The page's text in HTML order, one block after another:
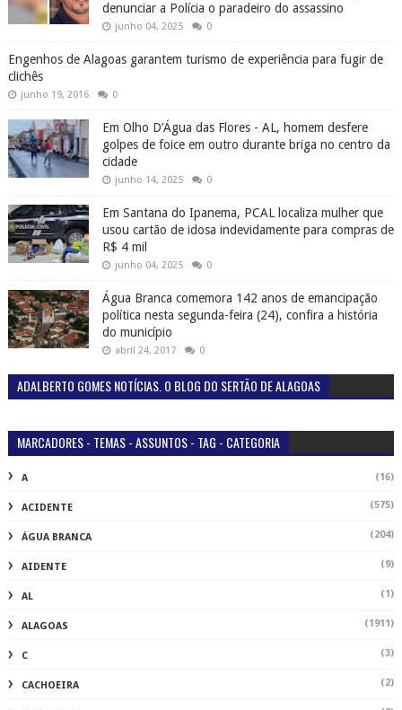
denunciar a Polícia o paradeiro do assassino
junho 04, 2025 0
Engenhos de Alagoas garantem turismo de experiência para fugir de
clichês
junho 19, 2016 0
Em Olho D’Água das Flores - AL, homem desfere
golpes de foice em outro durante briga no centro da
cidade
junho 14, 2025 0
Em Santana do Ipanema, PCAL localiza mulher que
usou cartão de idosa indevidamente para compras de
R$ 4 mil
junho 04, 2025 0
Água Branca comemora 142 anos de emancipação
política nesta segunda-feira (24), confira a história
do município
abril 24, 2017 0
ADALBERTO GOMES NOTÍCIAS. O BLOG DO SERTÃO DE ALAGOAS
MARCADORES - TEMAS - ASSUNTOS - TAG - CATEGORIA
A (16)
ACIDENTE (575)
ÁGUA BRANCA (204)
AIDENTE (9)
AL (1)
ALAGOAS (1911)
C (3)
CACHOEIRA (2)